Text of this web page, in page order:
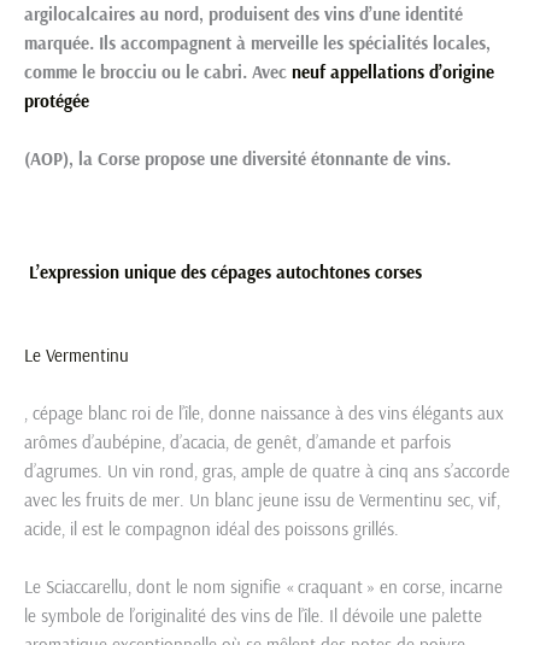
argilocalcaires au nord, produisent des vins d’une identité
marquée. Ils accompagnent à merveille les spécialités locales,
comme le brocciu ou le cabri. Avec neuf appellations d’origine
protégée
(AOP), la Corse propose une diversité étonnante de vins.
L’expression unique des cépages autochtones corses
Le Vermentinu
, cépage blanc roi de l’île, donne naissance à des vins élégants aux
arômes d’aubépine, d’acacia, de genêt, d’amande et parfois
d’agrumes. Un vin rond, gras, ample de quatre à cinq ans s’accorde
avec les fruits de mer. Un blanc jeune issu de Vermentinu sec, vif,
acide, il est le compagnon idéal des poissons grillés.
Le Sciaccarellu, dont le nom signifie « craquant » en corse, incarne
le symbole de l’originalité des vins de l’île. Il dévoile une palette